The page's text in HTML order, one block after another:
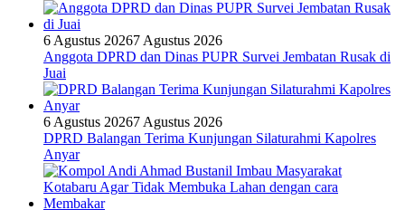
6 Agustus 20267 Agustus 2026
Anggota DPRD dan Dinas PUPR Survei Jembatan Rusak di
Juai
6 Agustus 20267 Agustus 2026
DPRD Balangan Terima Kunjungan Silaturahmi Kapolres
Anyar